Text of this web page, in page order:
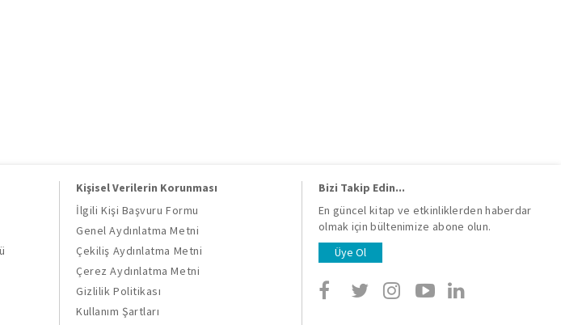
Kişisel Verilerin Korunması
İlgili Kişi Başvuru Formu
Genel Aydınlatma Metni
Çekiliş Aydınlatma Metni
Çerez Aydınlatma Metni
Gizlilik Politikası
Kullanım Şartları
Bizi Takip Edin...
En güncel kitap ve etkinliklerden haberdar
olmak için bültenimize abone olun.
Üye Ol